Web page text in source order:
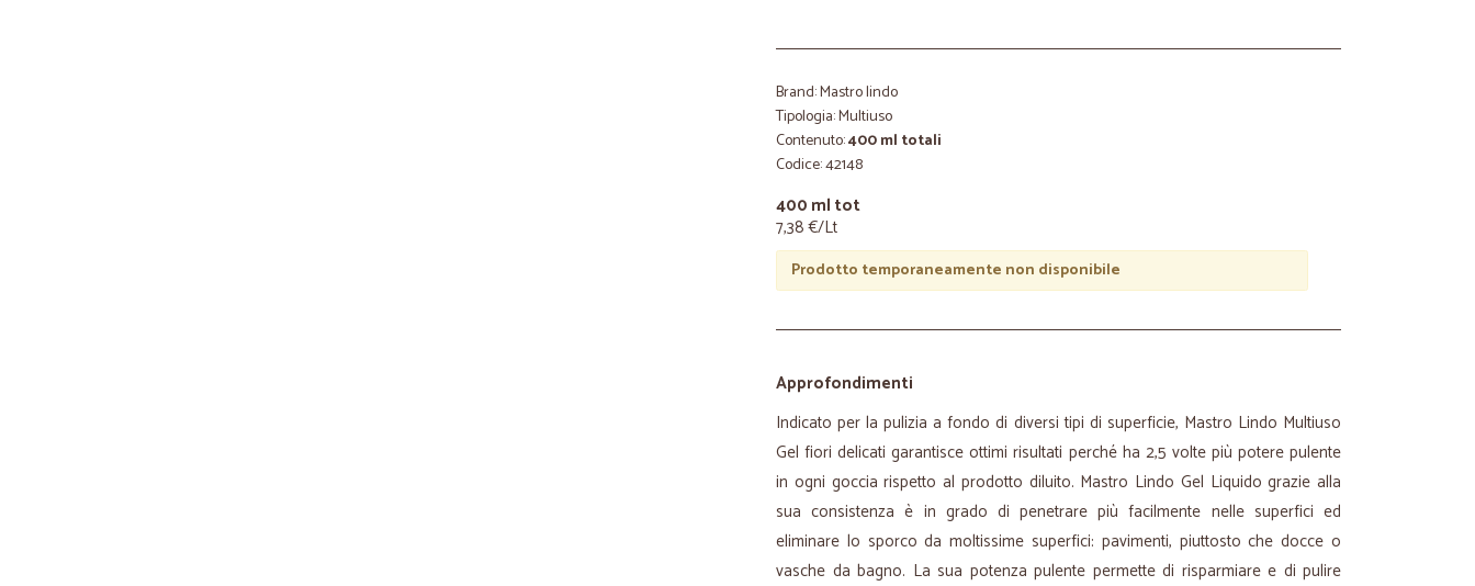
Brand: Mastro lindo
Tipologia: Multiuso
Contenuto:400 ml totali
Codice: 42148
400 ml tot
7,38 €/Lt
Prodotto temporaneamente non disponibile
Approfondimenti
Indicato per la pulizia a fondo di diversi tipi di superficie, Mastro Lindo Multiuso
Gel fiori delicati garantisce ottimi risultati perché ha 2,5 volte più potere pulente
in ogni goccia rispetto al prodotto diluito. Mastro Lindo Gel Liquido grazie alla
sua consistenza è in grado di penetrare più facilmente nelle superfici ed
eliminare lo sporco da moltissime superfici: pavimenti, piuttosto che docce o
vasche da bagno. La sua potenza pulente permette di risparmiare e di pulire